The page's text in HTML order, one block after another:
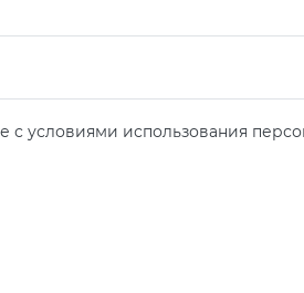
с условиями использования